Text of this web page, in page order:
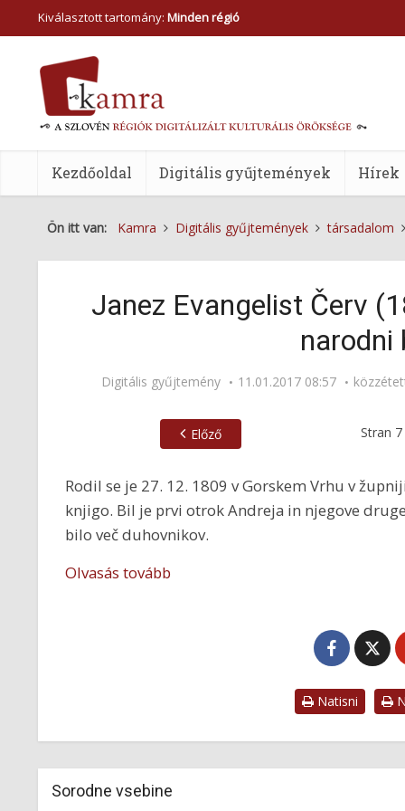
Kiválasztott tartomány: Minden régió
Kezdőoldal Digitális gyűjtemények Hírek
Ön itt van: Kamra Digitális gyűjtemények társadalom
Janez Evangelist Červ
narodni
Digitális gyűjtemény 11.01.2017 08:57
Stran 7
Előző
Rodil se je 27. 12. 1809 v Gorskem Vrhu v
knjigo. Bil je prvi otrok Andreja in njegove
bilo več duhovnikov.
Olvasás tovább
Natisni
Sorodne vsebine